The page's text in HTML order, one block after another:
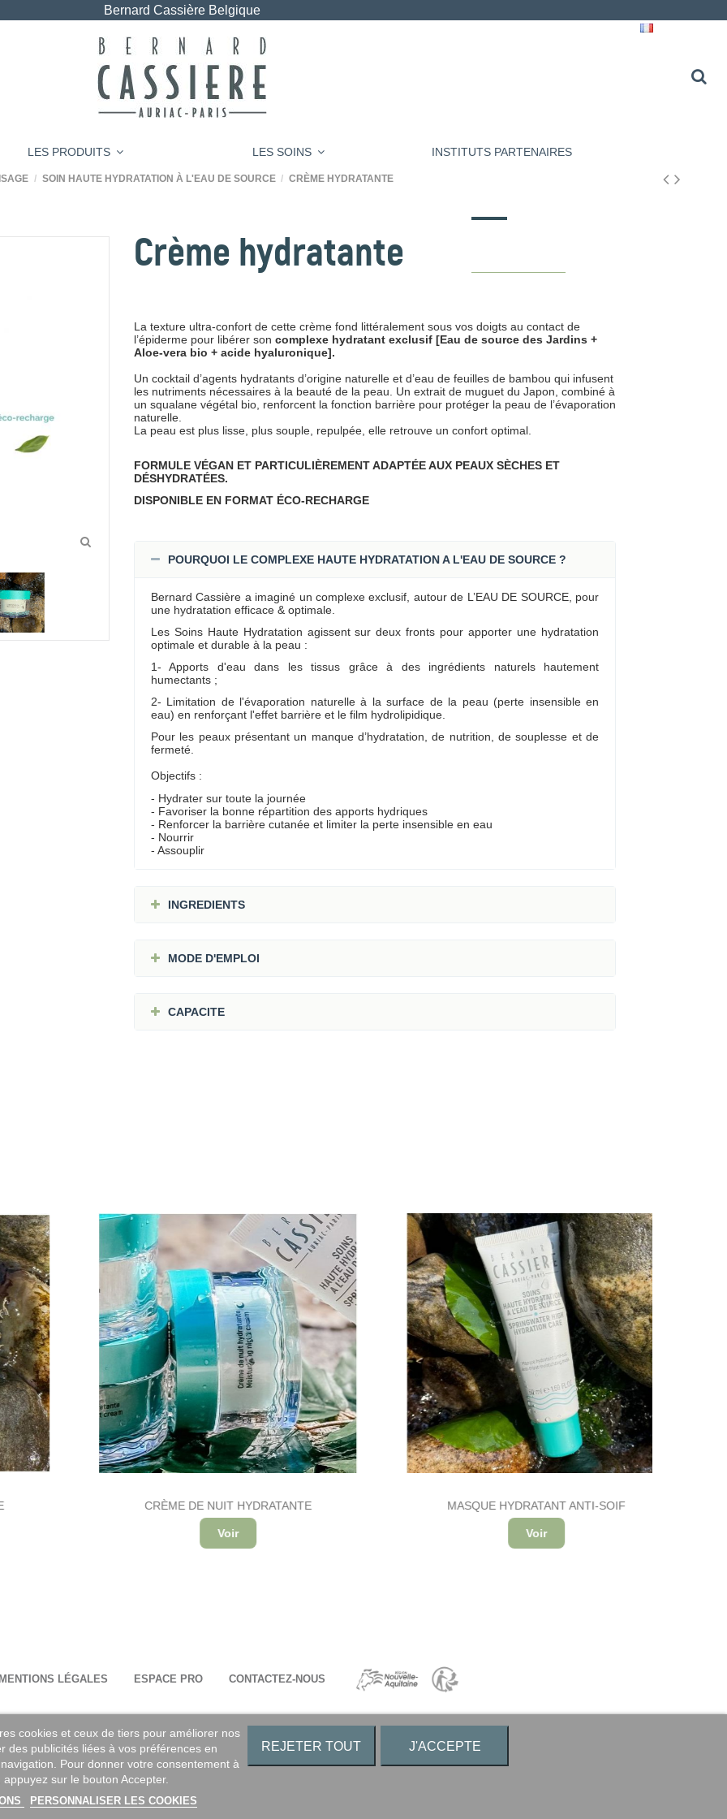
Bernard Cassière Belgique
LES PRODUITS LES SOINS INSTITUTS PARTENAIRES
SOIN HAUTE HYDRATATION À L'EAU DE SOURCE CRÈME HYDRATANTE
Crème hydratante
La texture ultra-confort de cette crème fond littéralement sous vos doigts au contact de
l’épiderme pour libérer son complexe hydratant exclusif [Eau de source des Jardins +
Aloe-vera bio + acide hyaluronique].
Un cocktail d’agents hydratants d’origine naturelle et d’eau de feuilles de bambou qui infusent
les nutriments nécessaires à la beauté de la peau. Un extrait de muguet du Japon, combiné à
un squalane végétal bio, renforcent la fonction barrière pour protéger la peau de l’évaporation
naturelle.
La peau est plus lisse, plus souple, repulpée, elle retrouve un confort optimal.
FORMULE VÉGAN ET PARTICULIÈREMENT ADAPTÉE AUX PEAUX SÈCHES ET
DÉSHYDRATÉES.
DISPONIBLE EN FORMAT ÉCO-RECHARGE
POURQUOI LE COMPLEXE HAUTE HYDRATATION A L'EAU DE SOURCE ?
Bernard Cassière a imaginé un complexe exclusif, autour de L’EAU DE SOURCE, pour
une hydratation efficace & optimale.
Les Soins Haute Hydratation agissent sur deux fronts pour apporter une hydratation
optimale et durable à la peau :
1- Apports d'eau dans les tissus grâce à des ingrédients naturels hautement
humectants ;
2- Limitation de l'évaporation naturelle à la surface de la peau (perte insensible en
eau) en renforçant l'effet barrière et le film hydrolipidique.
Pour les peaux présentant un manque d’hydratation, de nutrition, de souplesse et de
fermeté.
Objectifs :
- Hydrater sur toute la journée
- Favoriser la bonne répartition des apports hydriques
- Renforcer la barrière cutanée et limiter la perte insensible en eau
- Nourrir
- Assouplir
INGREDIENTS
MODE D'EMPLOI
CAPACITE
CRÈME DE NUIT HYDRATANTE MASQUE HYDRATANT ANTI-SOIF
MENTIONS LÉGALES ESPACE PRO CONTACTEZ-NOUS
cookies et ceux de tiers pour améliorer nos
des publicités liées à vos préférences en
Pour donner votre consentement à
sur le bouton Accepter.
PERSONNALISER LES COOKIES
REJETER TOUT J'ACCEPTE